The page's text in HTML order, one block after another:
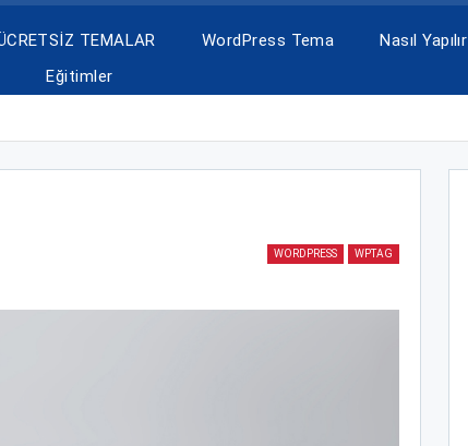
TEMALAR WordPress Tema Nasıl Yapılır
Eğitimler
WORDPRESS WPTAG